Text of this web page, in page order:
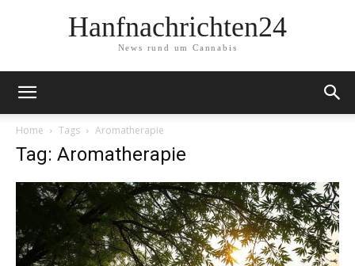
Hanfnachrichten24
News rund um Cannabis
Home Tags Aromatherapie
Tag: Aromatherapie